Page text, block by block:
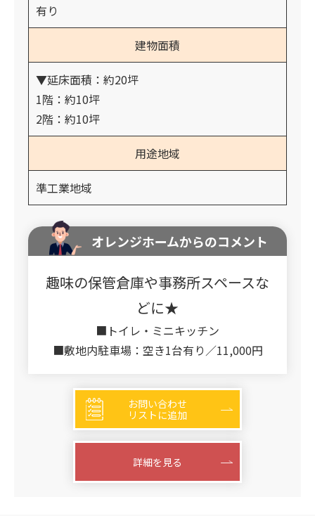
有り
建物面積
▼延床面積：約20坪
1階：約10坪
2階：約10坪
用途地域
準工業地域
オレンジホームからのコメント
趣味の保管倉庫や事務所スペースな
どに★
■トイレ・ミニキッチン
■敷地内駐車場：空き1台有り／11,000円
お問い合わせ
リストに追加
詳細を見る